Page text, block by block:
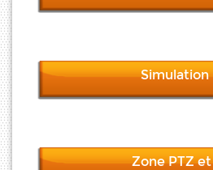
Simulation
Zone PTZ